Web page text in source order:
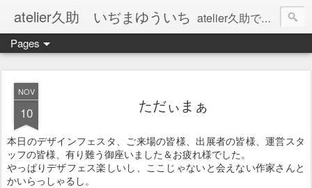
atelier久助 いぢまゆういち atelier久助では土と火から暖かなモノたちを生み出しています。 ご覧になられた方が和んで頂ければ幸いです。
Pages
NOV
10 ただぃまぁ
本日のデザインフェスタ、ご来場の皆様、出展者の皆様、運営スタ
ッフの皆様、有り難う御座いました＆お疲れ様でした。
やっぱりデザフェス楽しいし、ここじゃないと会えない作家さんと
かいらっしゃるし。